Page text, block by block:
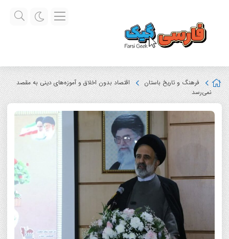
فرهنگ و تاریخ باستان
اقتصاد بدون اخلاق و آموزه‌های دینی به مقصد
نمی‌رسد